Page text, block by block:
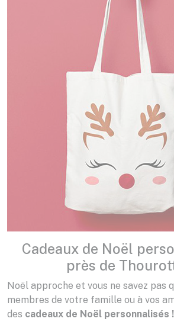
Cadeaux de Noël
près de
Noël approche et vous ne savez pas
membres de votre famille ou à vos
des cadeaux de Noël personnalisés !